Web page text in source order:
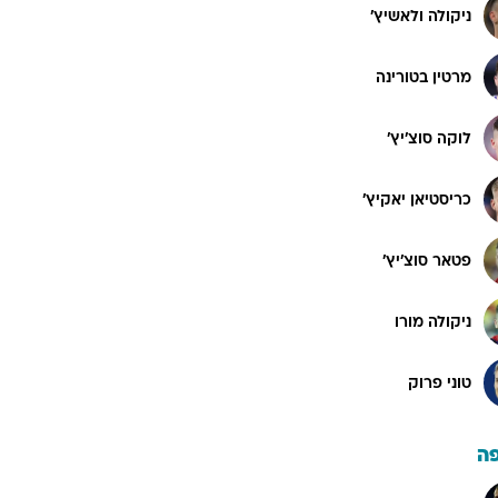
ניקולה ולאשיץ'
מרטין בטורינה
לוקה סוצ'יץ'
כריסטיאן יאקיץ'
פטאר סוצ'יץ'
ניקולה מורו
טוני פרוק